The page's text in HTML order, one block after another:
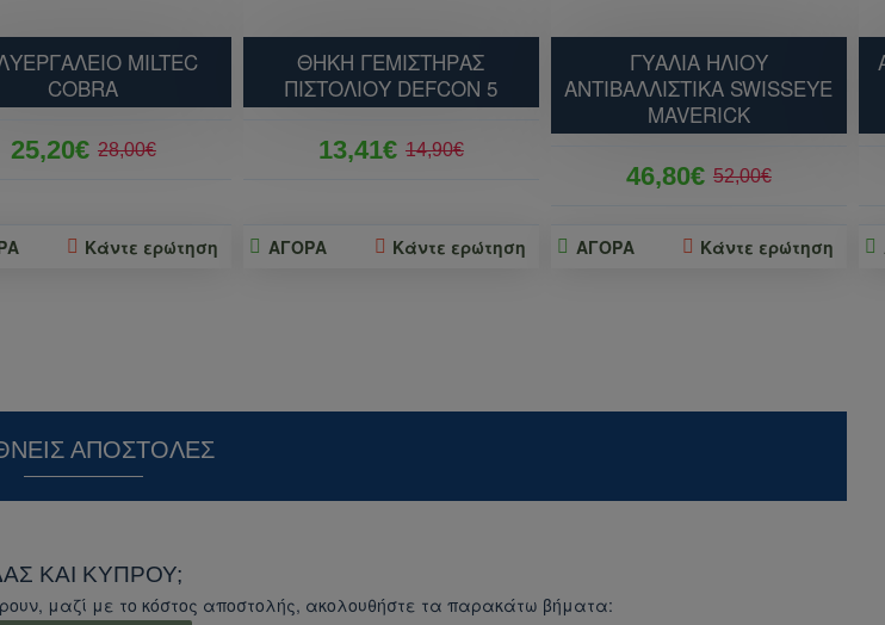
MILTEC
COBRA
25,20€ 28,00€
Κάντε ερώτηση
ΘΗΚΗ ΓΕΜΙΣΤΗΡΑΣ
ΠΙΣΤΟΛΙΟΥ DEFCON 5
13,41€ 14,90€
ΑΓΟΡΑ Κάντε ερώτηση
ΓΥΑΛΙA ΗΛΙΟΥ
ΑΝΤΙΒΑΛΛΙΣΤIΚΑ SWISSEYE
MAVERICK
46,80€ 52,00€
ΑΓΟΡΑ Κάντε ερώτηση
ΑΠΟΣΤΟΛΈΣ
ΚΑΙ ΚΎΠΡΟΥ;
μαζί με το κόστος αποστολής, ακολουθήστε τα παρακάτω βήματα: